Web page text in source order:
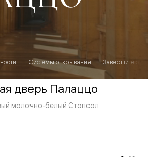
Системы открывания Завершите
дверь Палаццо
молочно-белый Стопсол